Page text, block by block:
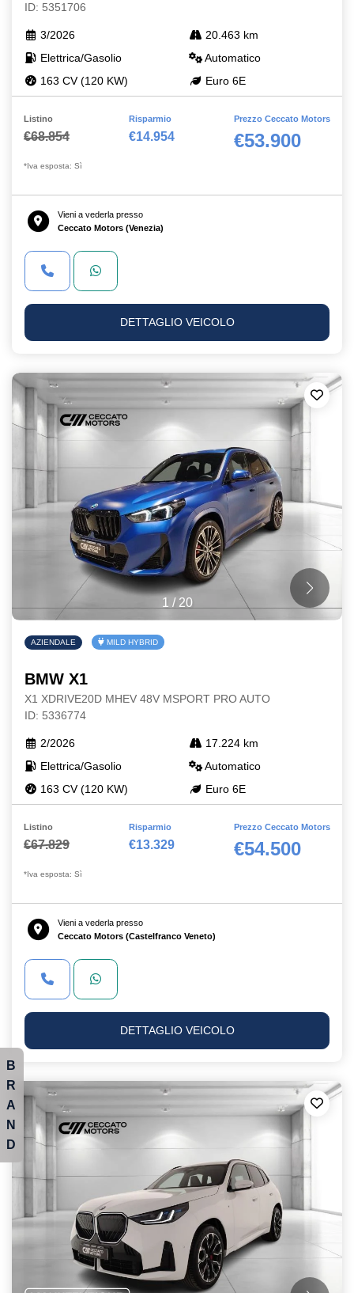
ID: 5351706
3/2026
20.463 km
Elettrica/Gasolio
Automatico
163 CV (120 KW)
Euro 6E
Listino
€68.854
Risparmio
€14.954
Prezzo Ceccato Motors
€53.900
*Iva esposta: Sì
Vieni a vederla presso
Ceccato Motors (Venezia)
DETTAGLIO VEICOLO
1 / 20
AZIENDALE MILD HYBRID
BMW X1
X1 XDRIVE20D MHEV 48V MSPORT PRO AUTO
ID: 5336774
2/2026
17.224 km
Elettrica/Gasolio
Automatico
163 CV (120 KW)
Euro 6E
Listino
€67.829
Risparmio
€13.329
Prezzo Ceccato Motors
€54.500
*Iva esposta: Sì
Vieni a vederla presso
Ceccato Motors (Castelfranco Veneto)
DETTAGLIO VEICOLO
B
R
A
N
D